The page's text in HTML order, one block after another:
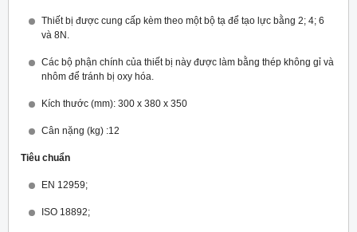
Thiết bị được cung cấp kèm theo một bộ tạ để tạo lực bằng 2; 4; 6
và 8N.
Các bộ phận chính của thiết bị này được làm bằng thép không gỉ và
nhôm để tránh bị oxy hóa.
Kích thước (mm): 300 x 380 x 350
Cân nặng (kg) :12
Tiêu chuẩn
EN 12959;
ISO 18892;